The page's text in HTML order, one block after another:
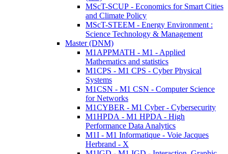
MScT-SCUP - Economics for Smart Cities
and Climate Policy
MScT-STEEM - Energy Environment :
Science Technology & Management
Master (DNM)
M1APPMATH - M1 - Applied
Mathematics and statistics
M1CPS - M1 CPS - Cyber Physical
Systems
M1CSN - M1 CSN - Computer Science
for Networks
M1CYBER - M1 Cyber - Cybersecurity
M1HPDA - M1 HPDA - High
Performance Data Analytics
M1I - M1 Informatique - Voie Jacques
Herbrand - X